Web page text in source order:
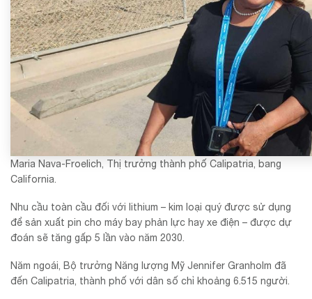
Maria Nava-Froelich, Thị trưởng thành phố Calipatria, bang
California.
Nhu cầu toàn cầu đối với lithium – kim loại quý được sử dụng
để sản xuất pin cho máy bay phản lực hay xe điện – được dự
đoán sẽ tăng gấp 5 lần vào năm 2030.
Năm ngoái, Bộ trưởng Năng lượng Mỹ Jennifer Granholm đã
đến Calipatria, thành phố với dân số chỉ khoảng 6.515 người.